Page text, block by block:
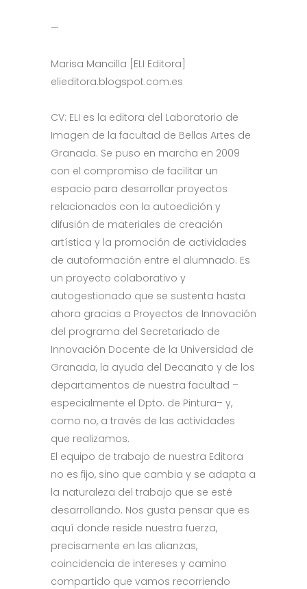
—
Marisa Mancilla [ELI Editora]
elieditora.blogspot.com.es
CV: ELI es la editora del Laboratorio de
Imagen de la facultad de Bellas Artes de
Granada. Se puso en marcha en 2009
con el compromiso de facilitar un
espacio para desarrollar proyectos
relacionados con la autoedición y
difusión de materiales de creación
artística y la promoción de actividades
de autoformación entre el alumnado. Es
un proyecto colaborativo y
autogestionado que se sustenta hasta
ahora gracias a Proyectos de Innovación
del programa del Secretariado de
Innovación Docente de la Universidad de
Granada, la ayuda del Decanato y de los
departamentos de nuestra facultad –
especialmente el Dpto. de Pintura– y,
como no, a través de las actividades
que realizamos.
El equipo de trabajo de nuestra Editora
no es fijo, sino que cambia y se adapta a
la naturaleza del trabajo que se esté
desarrollando. Nos gusta pensar que es
aquí donde reside nuestra fuerza,
precisamente en las alianzas,
coincidencia de intereses y camino
compartido que vamos recorriendo